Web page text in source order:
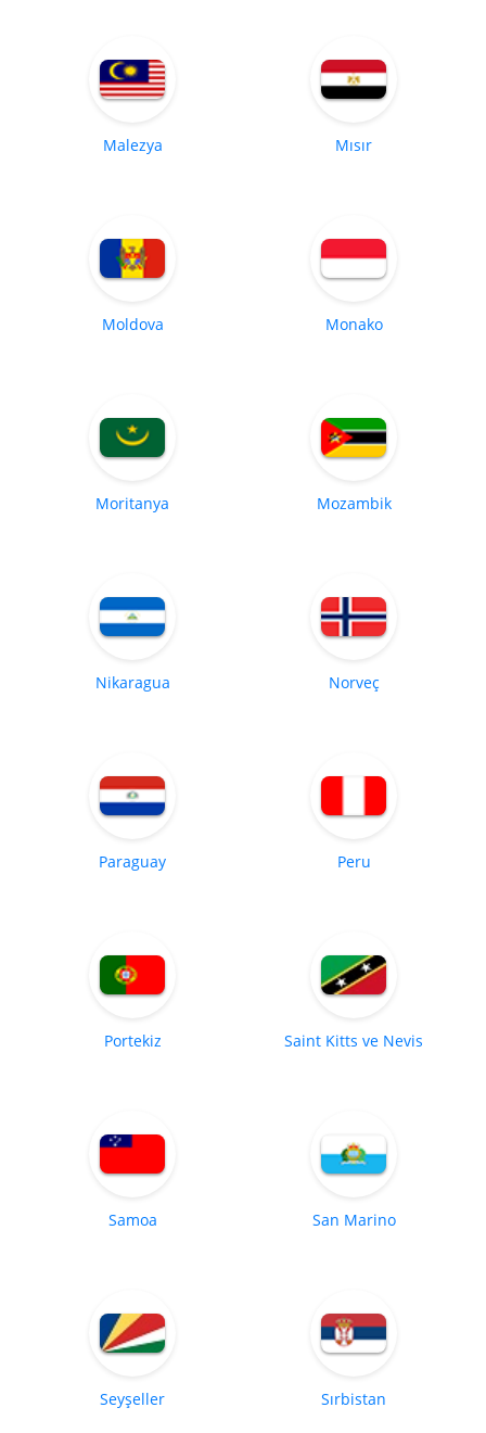
Malezya Mısır
Moldova Monako
Moritanya Mozambik
Nikaragua Norveç
Paraguay Peru
Portekiz Saint Kitts ve Nevis
Samoa San Marino
Seyşeller Sırbistan